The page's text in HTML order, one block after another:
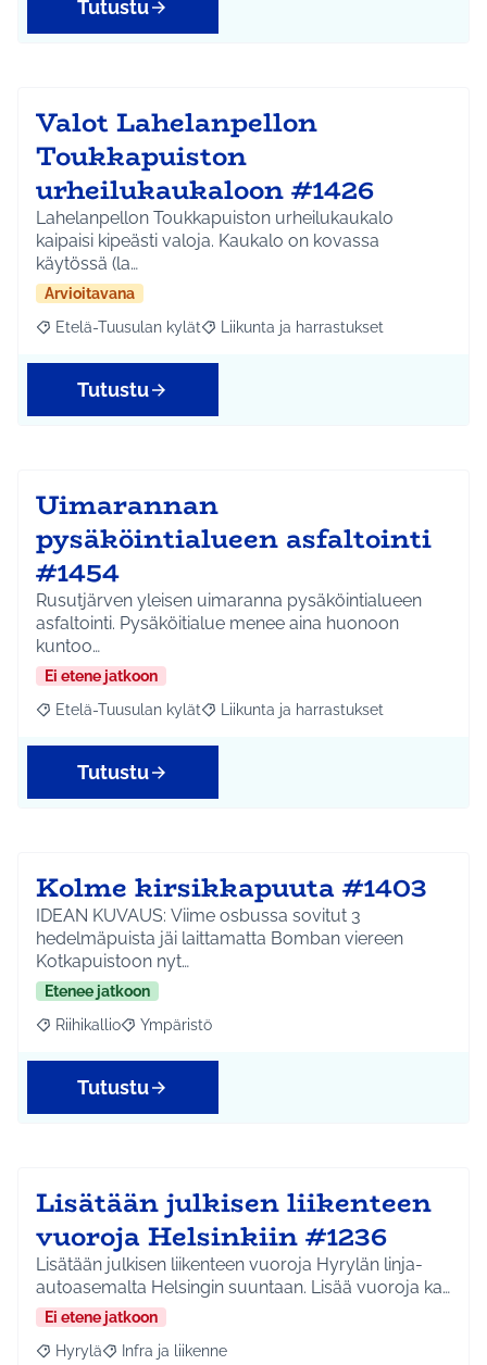
Tutustu
Valot Lahelanpellon
Toukkapuiston
urheilukaukaloon #1426
Lahelanpellon Toukkapuiston urheilukaukalo
kaipaisi kipeästi valoja. Kaukalo on kovassa
käytössä (la…
Arvioitavana
Rajaa tulokset aihepiirin mukaan: Etelä-Tuusulan kylät
Etelä-Tuusulan kylät Rajaa tulokset teeman mukaan:
Liikunta ja harrastukset
Tutustu
Uimarannan
pysäköintialueen asfaltointi
#1454
Rusutjärven yleisen uimaranna pysäköintialueen
asfaltointi. Pysäköitialue menee aina huonoon
kuntoo…
Ei etene jatkoon
Rajaa tulokset aihepiirin mukaan: Etelä-Tuusulan kylät
Etelä-Tuusulan kylät Rajaa tulokset teeman mukaan:
Liikunta ja harrastukset
Tutustu
Kolme kirsikkapuuta #1403
IDEAN KUVAUS: Viime osbussa sovitut 3
hedelmäpuista jäi laittamatta Bomban viereen
Kotkapuistoon nyt…
Etenee jatkoon
Rajaa tulokset aihepiirin mukaan: Riihikallio
Riihikallio Rajaa tulokset teeman mukaan: Ympäristö
Ympäristö
Tutustu
Lisätään julkisen liikenteen
vuoroja Helsinkiin #1236
Lisätään julkisen liikenteen vuoroja Hyrylän linja-
autoasemalta Helsingin suuntaan. Lisää vuoroja ka…
Ei etene jatkoon
Rajaa tulokset aihepiirin mukaan: Hyrylä
Hyrylä Rajaa tulokset teeman mukaan: Infra ja liikenne
Infra ja liikenne